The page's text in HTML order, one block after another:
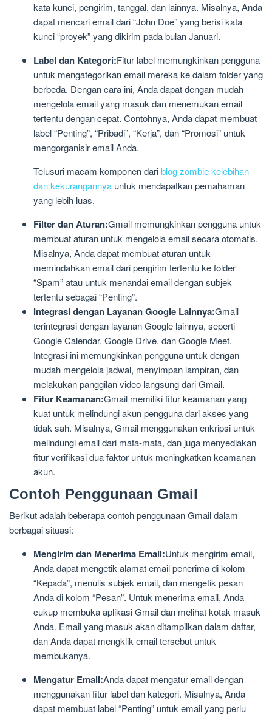
kata kunci, pengirim, tanggal, dan lainnya. Misalnya, Anda
dapat mencari email dari “John Doe” yang berisi kata
kunci “proyek” yang dikirim pada bulan Januari.
Label dan Kategori:Fitur label memungkinkan pengguna
untuk mengategorikan email mereka ke dalam folder yang
berbeda. Dengan cara ini, Anda dapat dengan mudah
mengelola email yang masuk dan menemukan email
tertentu dengan cepat. Contohnya, Anda dapat membuat
label “Penting”, “Pribadi”, “Kerja”, dan “Promosi” untuk
mengorganisir email Anda.
Telusuri macam komponen dariblog zombie kelebihan
dan kekurangannya untuk mendapatkan pemahaman
yang lebih luas.
Filter dan Aturan:Gmail memungkinkan pengguna untuk
membuat aturan untuk mengelola email secara otomatis.
Misalnya, Anda dapat membuat aturan untuk
memindahkan email dari pengirim tertentu ke folder
“Spam” atau untuk menandai email dengan subjek
tertentu sebagai “Penting”.
Integrasi dengan Layanan Google Lainnya:Gmail
terintegrasi dengan layanan Google lainnya, seperti
Google Calendar, Google Drive, dan Google Meet.
Integrasi ini memungkinkan pengguna untuk dengan
mudah mengelola jadwal, menyimpan lampiran, dan
melakukan panggilan video langsung dari Gmail.
Fitur Keamanan:Gmail memiliki fitur keamanan yang
kuat untuk melindungi akun pengguna dari akses yang
tidak sah. Misalnya, Gmail menggunakan enkripsi untuk
melindungi email dari mata-mata, dan juga menyediakan
fitur verifikasi dua faktor untuk meningkatkan keamanan
akun.
Contoh Penggunaan Gmail
Berikut adalah beberapa contoh penggunaan Gmail dalam
berbagai situasi:
Mengirim dan Menerima Email:Untuk mengirim email,
Anda dapat mengetik alamat email penerima di kolom
“Kepada”, menulis subjek email, dan mengetik pesan
Anda di kolom “Pesan”. Untuk menerima email, Anda
cukup membuka aplikasi Gmail dan melihat kotak masuk
Anda. Email yang masuk akan ditampilkan dalam daftar,
dan Anda dapat mengklik email tersebut untuk
membukanya.
Mengatur Email:Anda dapat mengatur email dengan
menggunakan fitur label dan kategori. Misalnya, Anda
dapat membuat label “Penting” untuk email yang perlu